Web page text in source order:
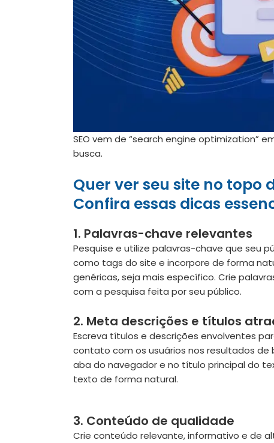
SEO vem de “search engine optimization”
busca.
Quer ver seu site no topo
Confira essas dicas
1. Palavras-chave relevantes
Pesquise e utilize palavras-chave que seu
como tags do site e incorpore de forma
genéricas, seja mais específico. Crie
com a pesquisa feita por seu público.
Escreva títulos e descrições envolventes
contato com os usuários nos resultados
aba do navegador e no título principal do
texto de forma natural.
2. Meta descrições e títulos
3. Conteúdo de qualidade
Crie conteúdo relevante, informativo e de